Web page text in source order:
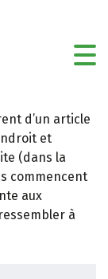
d’un article
et
(dans la
commencent
aux
à